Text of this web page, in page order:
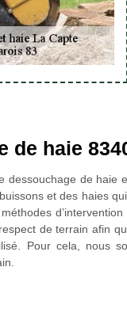
de haie
dessouchage de
et des haies
de terrain afin
Pour cela, nous